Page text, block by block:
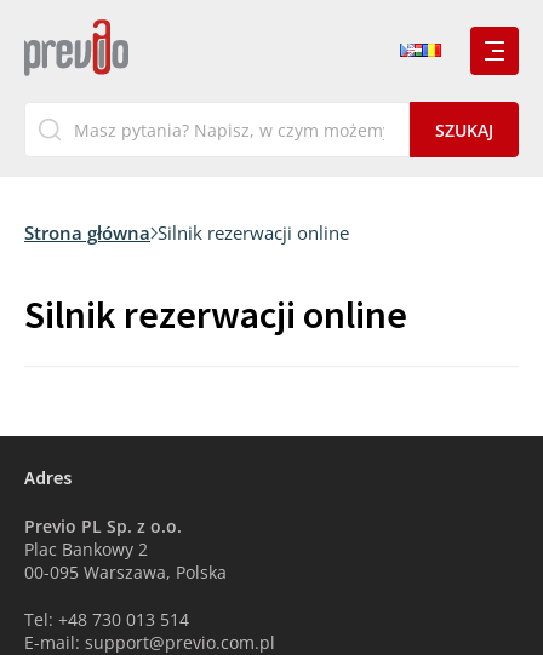
Strona główna Silnik rezerwacji online
Silnik rezerwacji online
Adres
Previo PL Sp. z o.o.
Plac Bankowy 2
00-095 Warszawa, Polska
Tel: +48 730 013 514
E-mail: support@previo.com.pl